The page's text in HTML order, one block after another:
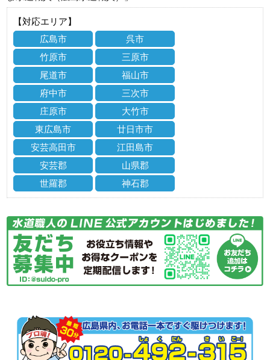
【対応エリア】
広島市
呉市
竹原市
三原市
尾道市
福山市
府中市
三次市
庄原市
大竹市
東広島市
廿日市市
安芸高田市
江田島市
安芸郡
山県郡
世羅郡
神石郡